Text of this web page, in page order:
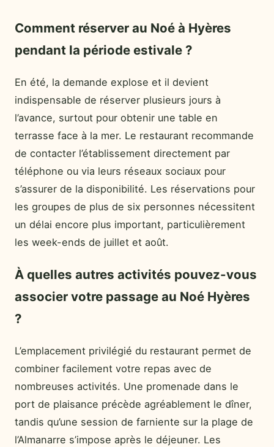
Comment réserver au Noé à Hyères
pendant la période estivale ?
En été, la demande explose et il devient
indispensable de réserver plusieurs jours à
l’avance, surtout pour obtenir une table en
terrasse face à la mer. Le restaurant recommande
de contacter l’établissement directement par
téléphone ou via leurs réseaux sociaux pour
s’assurer de la disponibilité. Les réservations pour
les groupes de plus de six personnes nécessitent
un délai encore plus important, particulièrement
les week-ends de juillet et août.
À quelles autres activités pouvez-vous
associer votre passage au Noé Hyères
?
L’emplacement privilégié du restaurant permet de
combiner facilement votre repas avec de
nombreuses activités. Une promenade dans le
port de plaisance précède agréablement le dîner,
tandis qu’une session de farniente sur la plage de
l’Almanarre s’impose après le déjeuner. Les